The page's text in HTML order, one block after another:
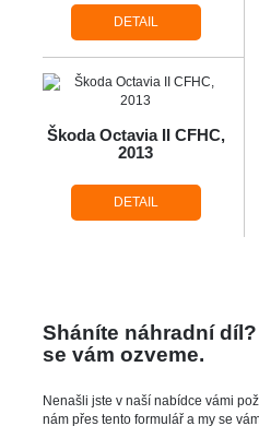
DETAIL
Škoda Octavia II CFHC,
2013
DETAIL
Sháníte náhradní
se vám ozveme.
Nenašli jste v naší nabídce vámi
nám přes tento formulář a my se